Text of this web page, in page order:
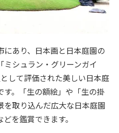
あり、日本画と日本庭園の
シュラン・グリーンガイ
して評価された美しい日本庭
。「生の額絵」や「生の掛
取り込んだ広大な日本庭園
を鑑賞できます。